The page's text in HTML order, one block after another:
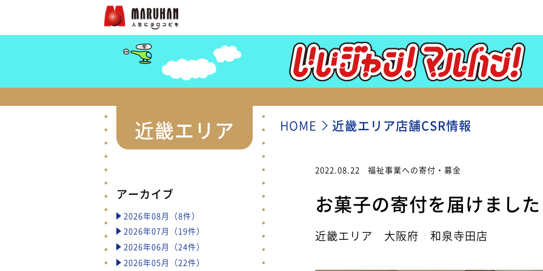
近畿エリア HOME 近畿エリア店舗CSR情報
2022.08.22 福祉事業への寄付・募金
お菓子の寄付を届けまし
近畿エリア 大阪府 和泉寺田店
アーカイブ
2026年08月（8件）
2026年07月（19件）
2026年06月（24件）
2026年05月（22件）